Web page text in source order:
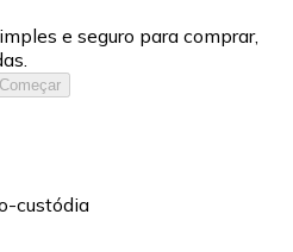
e seguro para comprar,
Começar
custódia